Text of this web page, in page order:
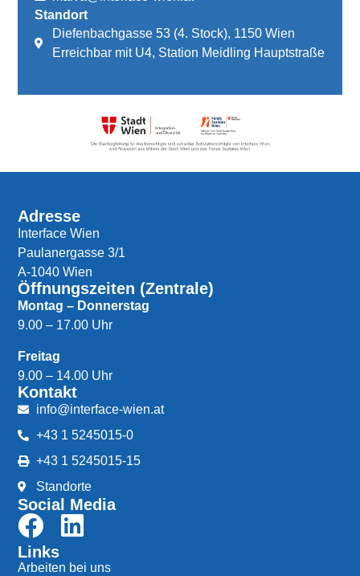
Standort
Diefenbachgasse 53 (4. Stock), 1150 Wien
Erreichbar mit U4, Station Meidling Hauptstraße
Adresse
Interface Wien
Paulanergasse 3/1
A-1040 Wien
Öffnungszeiten (Zentrale)
Montag – Donnerstag
9.00 – 17.00 Uhr
Freitag
9.00 – 14.00 Uhr
Kontakt
info@interface-wien.at
+43 1 5245015-0
+43 1 5245015-15
Standorte
Links
Arbeiten bei uns
Social Media